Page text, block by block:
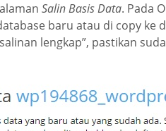
Salin Basis Data. Pada
baru atau di copy ke
lengkap”, pastikan